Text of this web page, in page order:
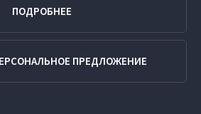
ПОДРОБНЕЕ
ПРЕДЛОЖЕНИЕ